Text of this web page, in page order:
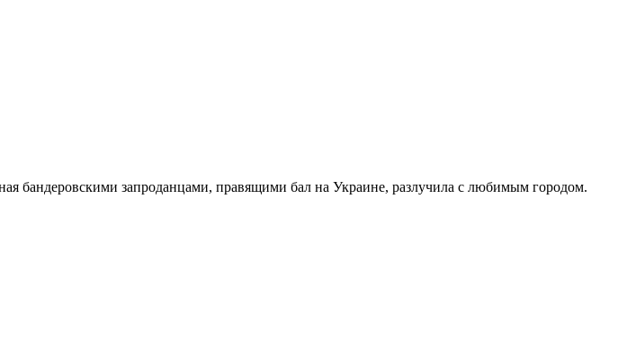
бандеровскими запроданцами, правящими бал на Украине, разлучила с любимым городом.